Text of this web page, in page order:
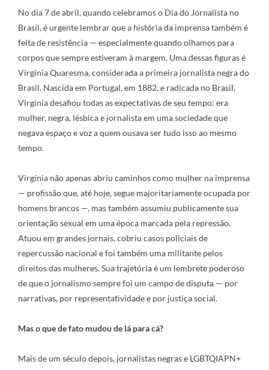
No dia 7 de abril, quando celebramos o Dia do Jornalista no
Brasil, é urgente lembrar que a história da imprensa também é
feita de resistência — especialmente quando olhamos para
corpos que sempre estiveram à margem. Uma dessas figuras é
Virgínia Quaresma, considerada a primeira jornalista negra do
Brasil. Nascida em Portugal, em 1882, e radicada no Brasil,
Virgínia desafiou todas as expectativas de seu tempo: era
mulher, negra, lésbica e jornalista em uma sociedade que
negava espaço e voz a quem ousava ser tudo isso ao mesmo
tempo.
Virgínia não apenas abriu caminhos como mulher na imprensa
— profissão que, até hoje, segue majoritariamente ocupada por
homens brancos —, mas também assumiu publicamente sua
orientação sexual em uma época marcada pela repressão.
Atuou em grandes jornais, cobriu casos policiais de
repercussão nacional e foi também uma militante pelos
direitos das mulheres. Sua trajetória é um lembrete poderoso
de que o jornalismo sempre foi um campo de disputa — por
narrativas, por representatividade e por justiça social.
Mas o que de fato mudou de lá para cá?
Mais de um século depois, jornalistas negras e LGBTQIAPN+